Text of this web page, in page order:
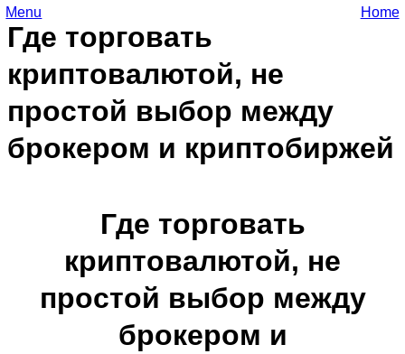
Где торговать
криптовалютой, не
простой выбор между
брокером и криптобиржей
Menu Home
Где торговать
криптовалютой, не
простой выбор между
брокером и